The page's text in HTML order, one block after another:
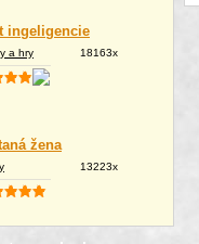
ingeligencie
a hry 18163x
žena
13223x